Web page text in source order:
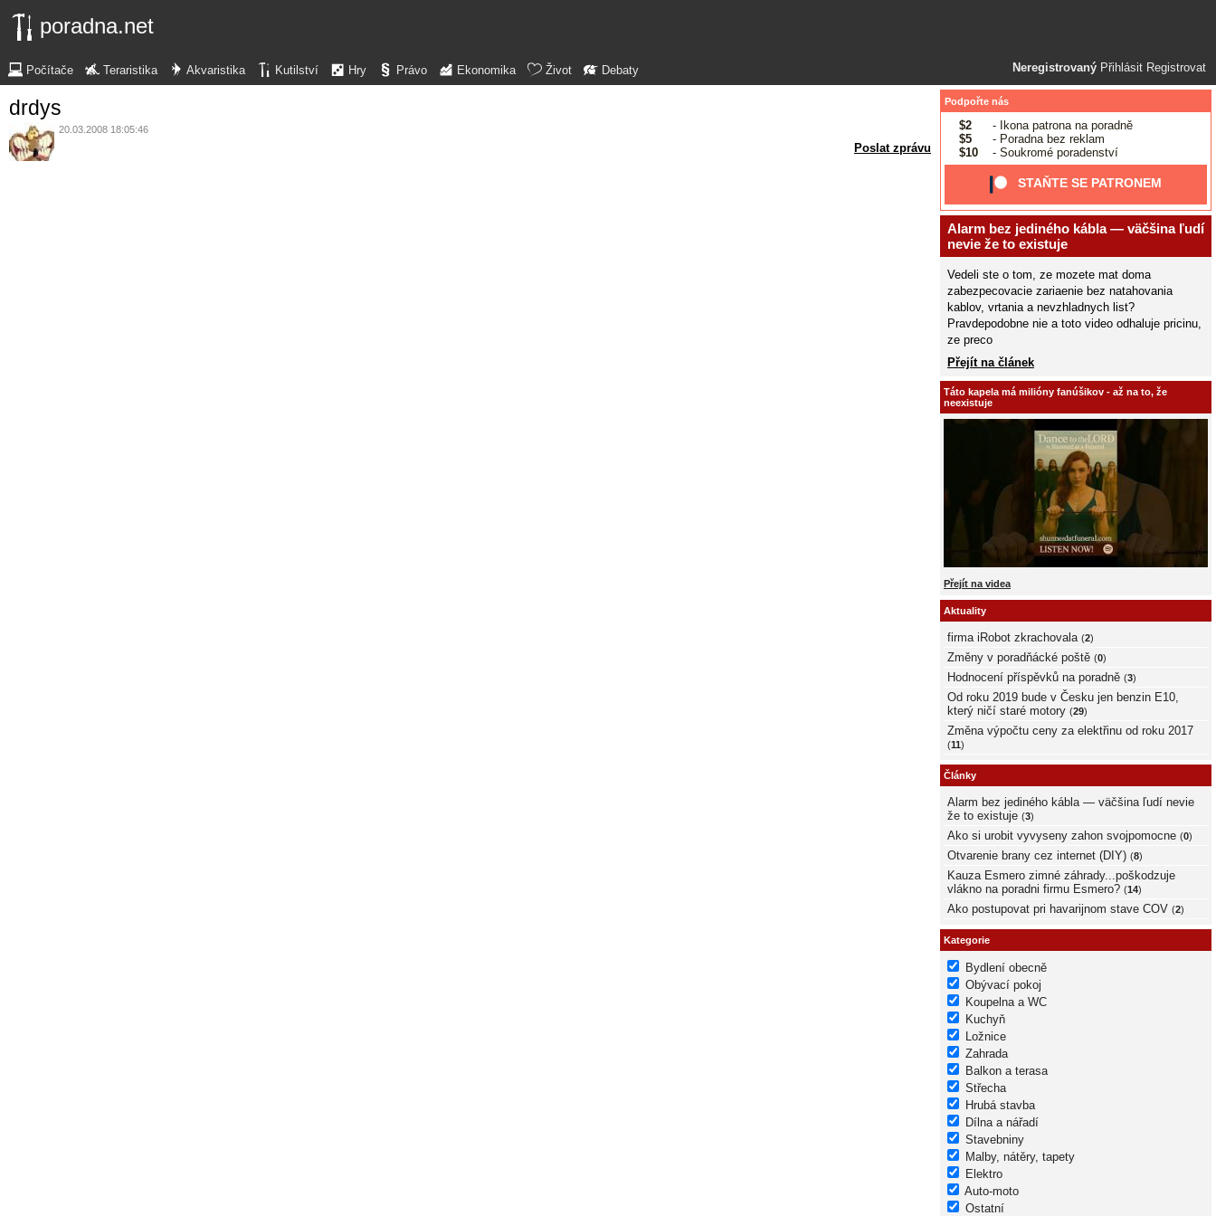
poradna.net
Neregistrovaný Přihlásit Registrovat
Počítače Teraristika Akvaristika Kutilství Hry Právo Ekonomika Život Debaty
drdys
20.03.2008 18:05:46
Poslat zprávu
Podpořte nás
$2
- Ikona patrona na poradně
$5
- Poradna bez reklam
$10
- Soukromé poradenství
STAŇTE SE PATRONEM
Alarm bez jediného kábla — väčšina ľudí
nevie že to existuje
Vedeli ste o tom, ze mozete mat doma
zabezpecovacie zariaenie bez natahovania
kablov, vrtania a nevzhladnych list?
Pravdepodobne nie a toto video odhaluje pricinu,
ze preco
Přejít na článek
Táto kapela má milióny fanúšikov - až na to, že
neexistuje
Přejít na videa
Aktuality
firma iRobot zkrachovala (2)
Změny v poradňácké poště (0)
Hodnocení příspěvků na poradně (3)
Od roku 2019 bude v Česku jen benzin E10,
který ničí staré motory (29)
Změna výpočtu ceny za elektřinu od roku 2017
(11)
Články
Alarm bez jediného kábla — väčšina ľudí nevie
že to existuje (3)
Ako si urobit vyvyseny zahon svojpomocne (0)
Otvarenie brany cez internet (DIY) (8)
Kauza Esmero zimné záhrady...poškodzuje
vlákno na poradni firmu Esmero? (14)
Ako postupovat pri havarijnom stave COV (2)
Kategorie
Bydlení obecně
Obývací pokoj
Koupelna a WC
Kuchyň
Ložnice
Zahrada
Balkon a terasa
Střecha
Hrubá stavba
Dílna a nářadí
Stavebniny
Malby, nátěry, tapety
Elektro
Auto-moto
Ostatní